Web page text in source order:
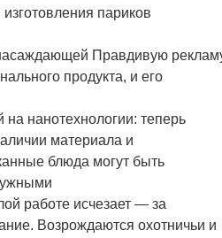
париков
Правдивую
продукта, и его
нанотехнологии: теперь
материала и
блюда могут быть
работе исчезает — за
Возрождаются охотничьи и